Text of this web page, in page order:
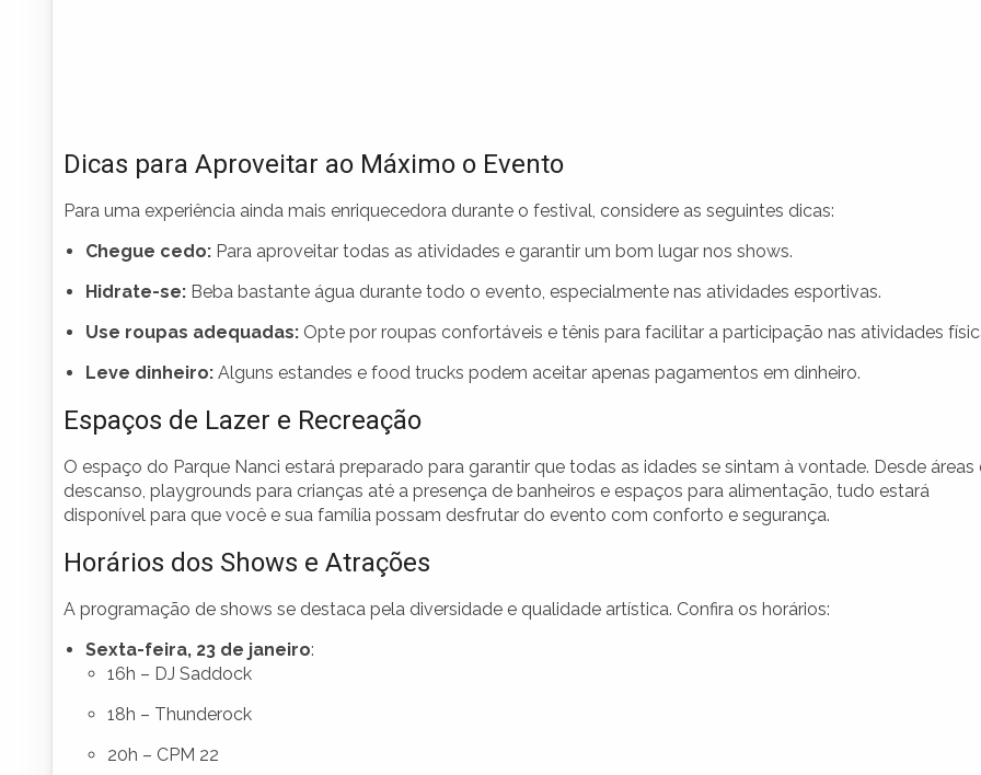
Dicas para Aproveitar ao Máximo o Evento
Para uma experiência ainda mais enriquecedora durante o festival, considere as seguintes dicas:
Chegue cedo: Para aproveitar todas as atividades e garantir um bom lugar nos shows.
Hidrate-se: Beba bastante água durante todo o evento, especialmente nas atividades esportivas.
Use roupas adequadas: Opte por roupas confortáveis e tênis para facilitar a participação nas atividades
Leve dinheiro: Alguns estandes e food trucks podem aceitar apenas pagamentos em dinheiro.
Espaços de Lazer e Recreação
O espaço do Parque Nanci estará preparado para garantir que todas as idades se sintam à vontade. Desde áreas
descanso, playgrounds para crianças até a presença de banheiros e espaços para alimentação, tudo estará
disponível para que você e sua família possam desfrutar do evento com conforto e segurança.
Horários dos Shows e Atrações
A programação de shows se destaca pela diversidade e qualidade artística. Confira os horários:
Sexta-feira, 23 de janeiro:
16h – DJ Saddock
18h – Thunderock
20h – CPM 22